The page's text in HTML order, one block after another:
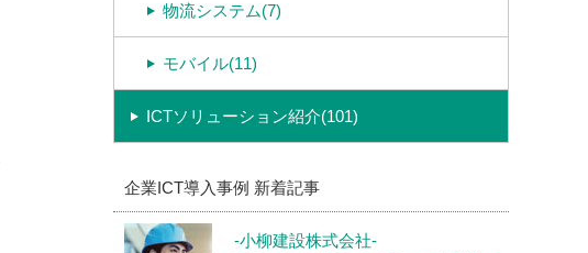
物流システム(7)
モバイル(11)
ICTソリューション紹介(101)
企業ICT導入事例 新着記事
-小柳建設株式会社-